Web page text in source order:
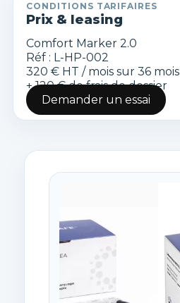
CONDITIONS TARIFAIRES
Prix & leasing
Comfort Marker 2.0
Réf : L-HP-002
320 € HT / mois sur 36 mois
+ 120 € de frais de dossier
Demander un essai